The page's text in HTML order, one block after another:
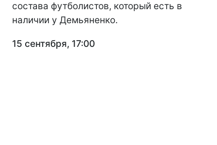
состава футболистов, который есть в
наличии у Демьяненко.
15 сентября, 17:00